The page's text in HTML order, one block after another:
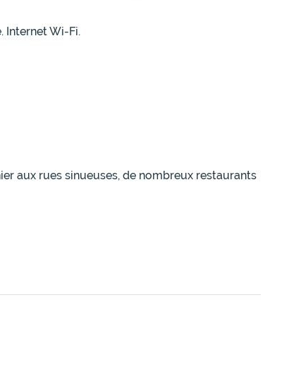
Internet Wi-Fi.
aux rues sinueuses, de nombreux restaurants